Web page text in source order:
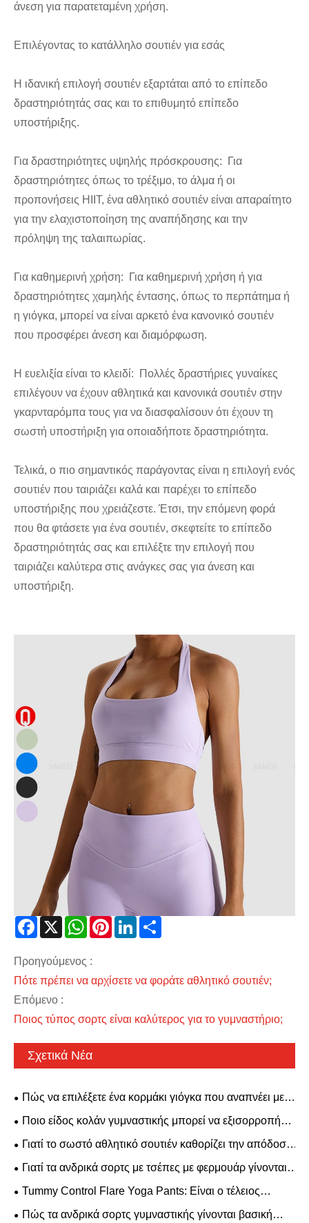
άνεση για παρατεταμένη χρήση.
Επιλέγοντας το κατάλληλο σουτιέν για εσάς
Η ιδανική επιλογή σουτιέν εξαρτάται από το επίπεδο
δραστηριότητάς σας και το επιθυμητό επίπεδο
υποστήριξης.
Για δραστηριότητες υψηλής πρόσκρουσης: Για
δραστηριότητες όπως το τρέξιμο, το άλμα ή οι
προπονήσεις HIIT, ένα αθλητικό σουτιέν είναι απαραίτητο
για την ελαχιστοποίηση της αναπήδησης και την
πρόληψη της ταλαιπωρίας.
Για καθημερινή χρήση: Για καθημερινή χρήση ή για
δραστηριότητες χαμηλής έντασης, όπως το περπάτημα ή
η γιόγκα, μπορεί να είναι αρκετό ένα κανονικό σουτιέν
που προσφέρει άνεση και διαμόρφωση.
Η ευελιξία είναι το κλειδί: Πολλές δραστήριες γυναίκες
επιλέγουν να έχουν αθλητικά και κανονικά σουτιέν στην
γκαρνταρόμπα τους για να διασφαλίσουν ότι έχουν τη
σωστή υποστήριξη για οποιαδήποτε δραστηριότητα.
Τελικά, ο πιο σημαντικός παράγοντας είναι η επιλογή ενός
σουτιέν που ταιριάζει καλά και παρέχει το επίπεδο
υποστήριξης που χρειάζεστε. Έτσι, την επόμενη φορά
που θα φτάσετε για ένα σουτιέν, σκεφτείτε το επίπεδο
δραστηριότητάς σας και επιλέξτε την επιλογή που
ταιριάζει καλύτερα στις ανάγκες σας για άνεση και
υποστήριξη.
Facebook
X WhatsAppPinterestLinkedIn
Προηγούμενος :
Πότε πρέπει να αρχίσετε να φοράτε αθλητικό σουτιέν;
Επόμενο :
Ποιος τύπος σορτς είναι καλύτερος για το γυμναστήριο;
Σχετικά Νέα
Πώς να επιλέξετε ένα κορμάκι γιόγκα που αναπνέει με
υψηλή ελαστικότητα; Ένα στυλ χωρίς πλάτη με σουτιέν με
γυμναστικής.
Ποιο είδος κολάν γυμναστικής μπορεί να εξισορροπήσει
την άνεση και την αισθητική;
Γιατί το σωστό αθλητικό σουτιέν καθορίζει την απόδοσή
σας στο Activewear;
Γιατί τα ανδρικά σορτς με τσέπες με φερμουάρ γίνονται
must-have για τους σύγχρονους άνδρες
Tummy Control Flare Yoga Pants: Είναι ο τέλειος
συνδυασμός άνεσης και στυλ
Πώς τα ανδρικά σορτς γυμναστικής γίνονται βασική